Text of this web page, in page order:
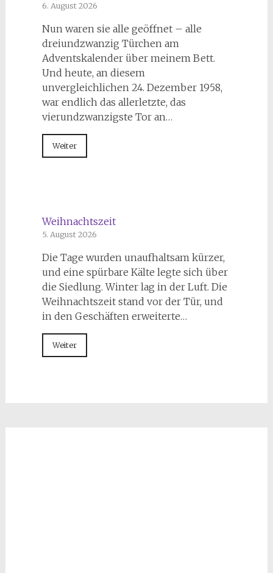
6. August 2026
Nun waren sie alle geöffnet – alle
dreiundzwanzig Türchen am
Adventskalender über meinem Bett.
Und heute, an diesem
unvergleichlichen 24. Dezember 1958,
war endlich das allerletzte, das
vierundzwanzigste Tor an…
Weiter
Weihnachtszeit
5. August 2026
Die Tage wurden unaufhaltsam kürzer,
und eine spürbare Kälte legte sich über
die Siedlung. Winter lag in der Luft. Die
Weihnachtszeit stand vor der Tür, und
in den Geschäften erweiterte…
Weiter